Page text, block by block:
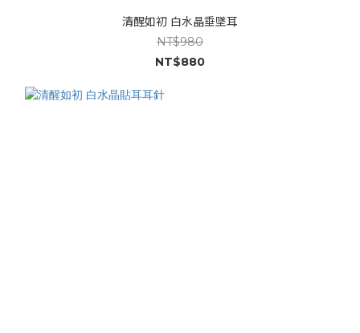
清醒如初 白水晶垂墜耳
NT$980
NT$880